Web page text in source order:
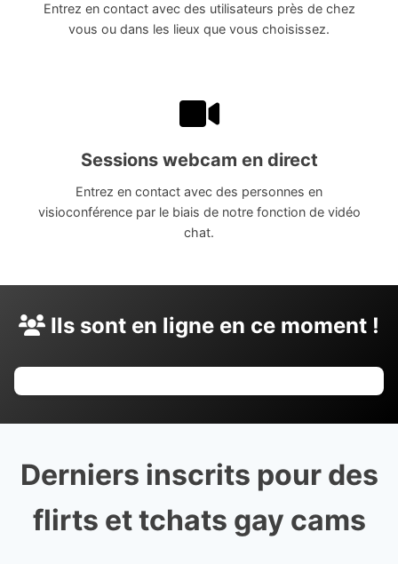
Entrez en contact avec des utilisateurs près de chez
vous ou dans les lieux que vous choisissez.
Sessions webcam en direct
Entrez en contact avec des personnes en
visioconférence par le biais de notre fonction de vidéo
chat.
Ils sont en ligne en ce moment !
Derniers inscrits pour des
flirts et tchats gay cams